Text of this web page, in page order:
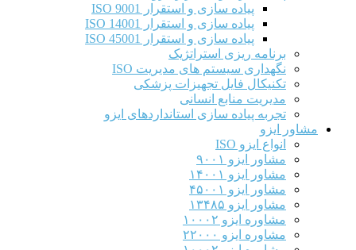
پیاده سازی و استقرار ISO 9001​
پیاده سازی و استقرار ISO 14001
پیاده سازی و استقرار ISO 45001
برنامه ریزی استراتژیک
نگهداری سیستم های مدیریت ISO
تکنیکال فایل تجهیزات پزشکی
مدیریت منابع انسانی
تجربه پیاده سازی استانداردهای ایزو
مشاور ایزو
انواع ایزو ISO
مشاور ایزو ۹۰۰۱
مشاور ایزو ۱۴۰۰۱
مشاور ایزو ۴۵۰۰۱
مشاور ایزو ۱۳۴۸۵
مشاوره ایزو ۱۰۰۰۲
مشاوره ایزو ۲۲۰۰۰